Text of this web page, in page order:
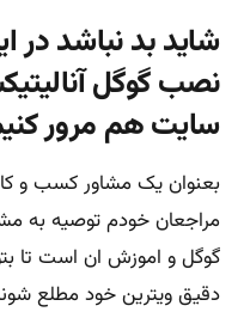
شاید بد نباشد در
نصب گوگل
سایت هم مرور
بعنوان یک مشاور کسب و
مراجعان خودم توصیه به
گوگل و اموزش ان است تا
دقیق ویترین خود مطلع